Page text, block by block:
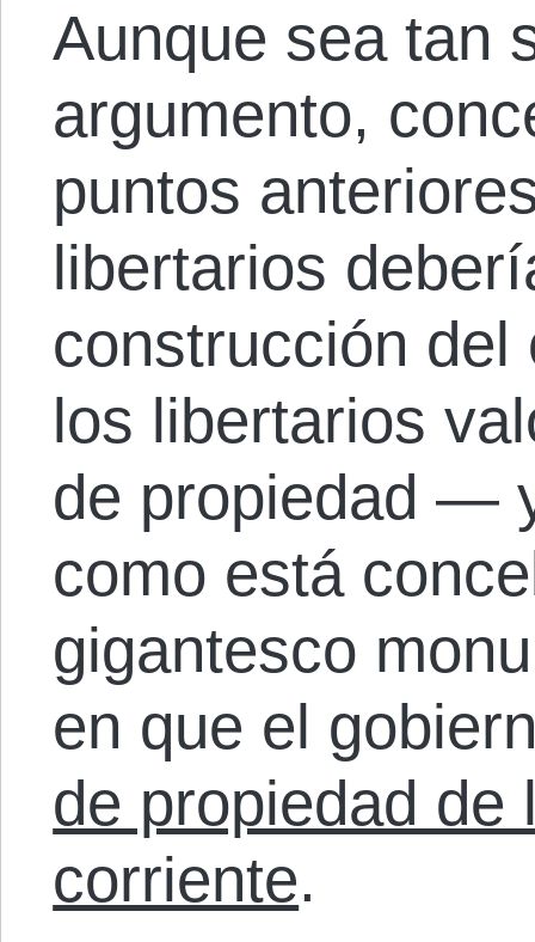
Aunque sea tan
argumento,
puntos
libertarios
construcción del
los libertarios
de propiedad —
como está
gigantesco
en que el
de propiedad de
corriente.